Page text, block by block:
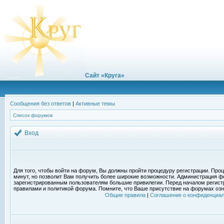
Сайт «Круга»
Сообщения без ответов | Активные темы
Список форумов
Вход
Для того, чтобы войти на форум, Вы должны пройти процедуру регистрации.
минут, но позволит Вам получить более широкие возможности. Администрация
зарегистрированным пользователям большие привилегии. Перед началом
правилами и политикой форума. Помните, что Ваше присутствие на форумах
Общие правила| Соглашение о